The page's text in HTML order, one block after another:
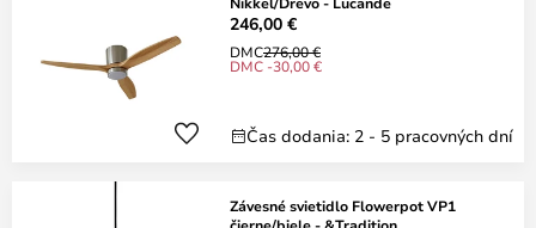
246,00 €
DMC276,00 €
DMC -30,00 €
Čas dodania: 2 - 5 pracovných dní
Závesné svietidlo Flowerpot VP1